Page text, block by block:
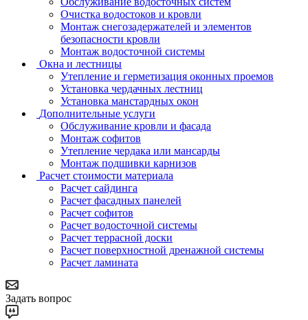
Очистка водостоков и кровли
Монтаж снегозадержателей и элементов
безопасности кровли
Монтаж водосточной системы
Окна и лестницы
Утепление и герметизация оконных проемов
Установка чердачных лестниц
Установка манстардных окон
Дополнительные услуги
Обслуживание кровли и фасада
Монтаж софитов
Утепление чердака или мансарды
Монтаж подшивки карнизов
Расчет стоимости материала
Расчет сайдинга
Расчет фасадных панелей
Расчет софитов
Расчет водосточной системы
Расчет террасной доски
Расчет поверхностной дренажной системы
Расчет ламината
Задать вопрос